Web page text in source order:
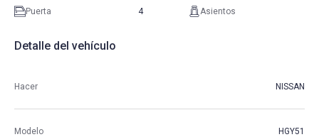
Puerta 4 Asientos
Detalle del vehículo
Hacer NISSAN
Modelo HGY51